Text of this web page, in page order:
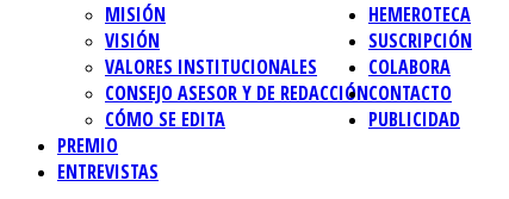
MISIÓN
VISIÓN
VALORES INSTITUCIONALES
CONSEJO ASESOR Y DE REDACCIÓN
CÓMO SE EDITA
HEMEROTECA
SUSCRIPCIÓN
COLABORA
CONTACTO
PUBLICIDAD
PREMIO
ENTREVISTAS